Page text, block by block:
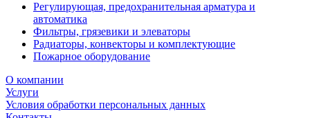
Регулирующая, предохранительная арматура и
автоматика
Фильтры, грязевики и элеваторы
Радиаторы, конвекторы и комплектующие
Пожарное оборудование
О компании
Услуги
Условия обработки персональных данных